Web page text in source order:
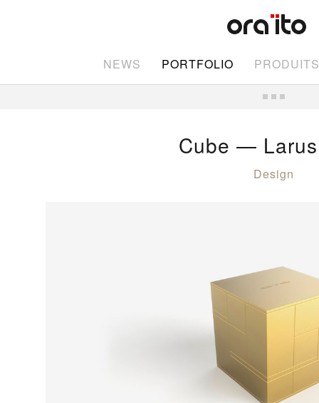
NEWS PORTFOLIO PRODUITS
Cube —
Design